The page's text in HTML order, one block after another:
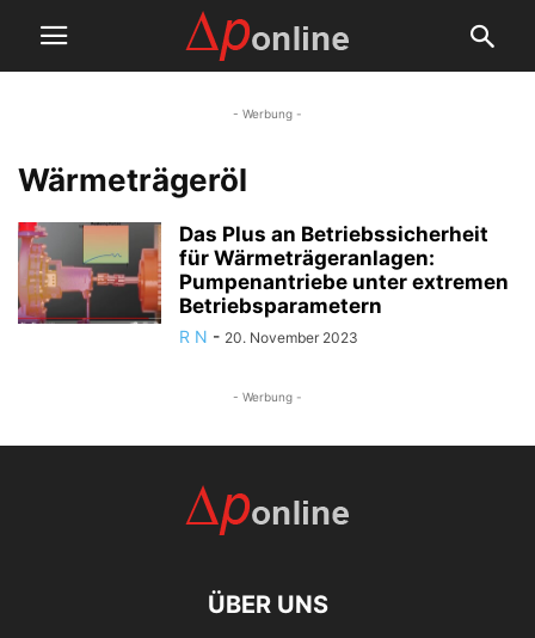
- Werbung -
Wärmeträgeröl
Das Plus an Betriebssicherheit
für Wärmeträgeranlagen:
Pumpenantriebe unter extremen
Betriebsparametern
R N - 20. November 2023
- Werbung -
ÜBER UNS